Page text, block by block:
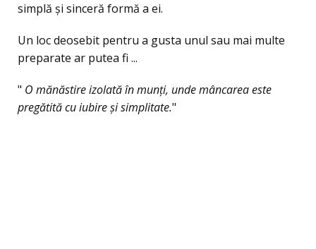
simplă și sinceră formă a ei.
Un loc deosebit pentru a gusta unul sau mai multe
preparate ar putea fi ...
" O mănăstire izolată în munți, unde mâncarea este
pregătită cu iubire și simplitate."